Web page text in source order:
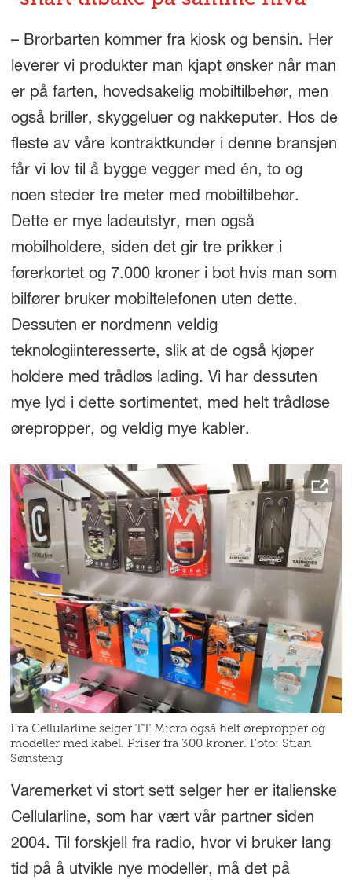
– Brorbarten kommer fra kiosk og bensin. Her
leverer vi produkter man kjapt ønsker når man
er på farten, hovedsakelig mobiltilbehør, men
også briller, skyggeluer og nakkeputer. Hos de
fleste av våre kontraktkunder i denne bransjen
får vi lov til å bygge vegger med én, to og
noen steder tre meter med mobiltilbehør.
Dette er mye ladeutstyr, men også
mobilholdere, siden det gir tre prikker i
førerkortet og 7.000 kroner i bot hvis man som
bilfører bruker mobiltelefonen uten dette.
Dessuten er nordmenn veldig
teknologiinteresserte, slik at de også kjøper
holdere med trådløs lading. Vi har dessuten
mye lyd i dette sortimentet, med helt trådløse
ørepropper, og veldig mye kabler.
Fra Cellularline selger TT Micro også helt ørepropper og
modeller med kabel. Priser fra 300 kroner. Foto: Stian
Sønsteng
Varemerket vi stort sett selger her er italienske
Cellularline, som har vært vår partner siden
2004. Til forskjell fra radio, hvor vi bruker lang
tid på å utvikle nye modeller, må det på